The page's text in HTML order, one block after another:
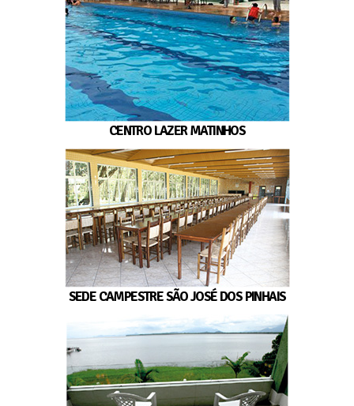
CENTRO LAZER MATINHOS
SEDE CAMPESTRE SÃO JOSÉ DOS PINHAIS